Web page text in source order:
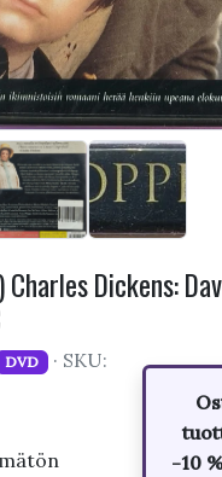
Charles Dickens:
DVD · SKU:
-10